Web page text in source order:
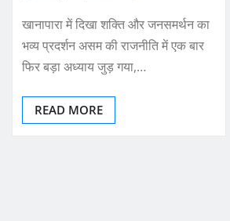
खानापारा में दिखा शक्ति और जनसमर्थन का
भव्य प्रदर्शन असम की राजनीति में एक बार
फिर बड़ा अध्याय जुड़ गया,…
READ MORE